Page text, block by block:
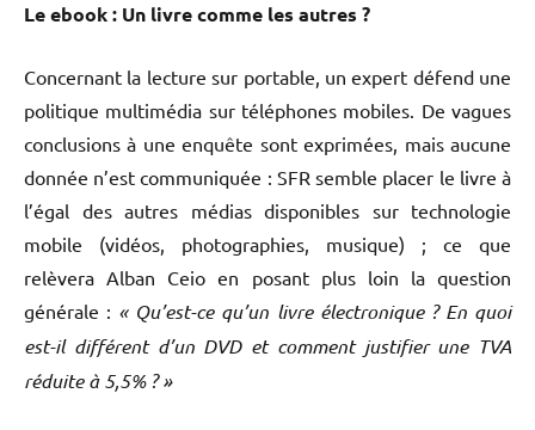
Le ebook : Un livre comme les autres ?
Concernant la lecture sur portable, un expert défend une
politique multimédia sur téléphones mobiles. De vagues
conclusions à une enquête sont exprimées, mais aucune
donnée n’est communiquée : SFR semble placer le livre à
l’égal des autres médias disponibles sur technologie
mobile (vidéos, photographies, musique) ; ce que
relèvera Alban Ceio en posant plus loin la question
générale : « Qu’est-ce qu’un livre électronique ? En quoi
est-il différent d’un DVD et comment justifier une TVA
réduite à 5,5% ? »